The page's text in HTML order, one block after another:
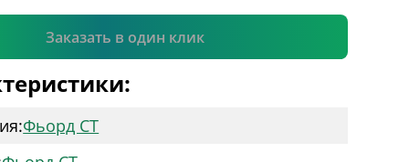
Заказать в один клик
Подтвердить
Фьорд СТ